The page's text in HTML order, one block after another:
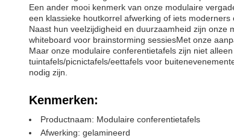
Een ander mooi kenmerk van onze modulaire
een klassieke houtkorrel afwerking of iets
Naast hun veelzijdigheid en duurzaamheid zijn
whiteboard voor brainstorming sessiesMet onze
Maar onze modulaire conferentietafels zijn niet
tuintafels/picnictafels/eettafels voor
nodig zijn.
Kenmerken:
Productnaam: Modulaire conferentietafels
Afwerking: gelamineerd